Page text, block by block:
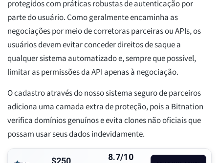
protegidos com práticas robustas de autenticação por
parte do usuário. Como geralmente encaminha as
negociações por meio de corretoras parceiras ou APIs, os
usuários devem evitar conceder direitos de saque a
qualquer sistema automatizado e, sempre que possível,
limitar as permissões da API apenas à negociação.
O cadastro através do nosso sistema seguro de parceiros
adiciona uma camada extra de proteção, pois a Bitnation
verifica domínios genuínos e evita clones não oficiais que
possam usar seus dados indevidamente.
$250 8.7/10